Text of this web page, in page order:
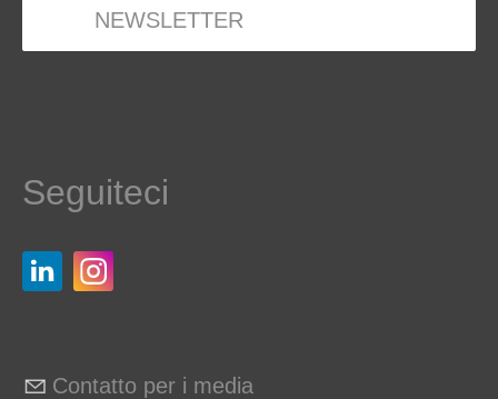
NEWSLETTER
Seguiteci
Contatto per i media